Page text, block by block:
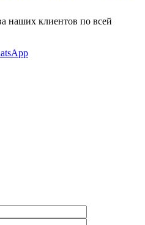
наших клиентов по всей